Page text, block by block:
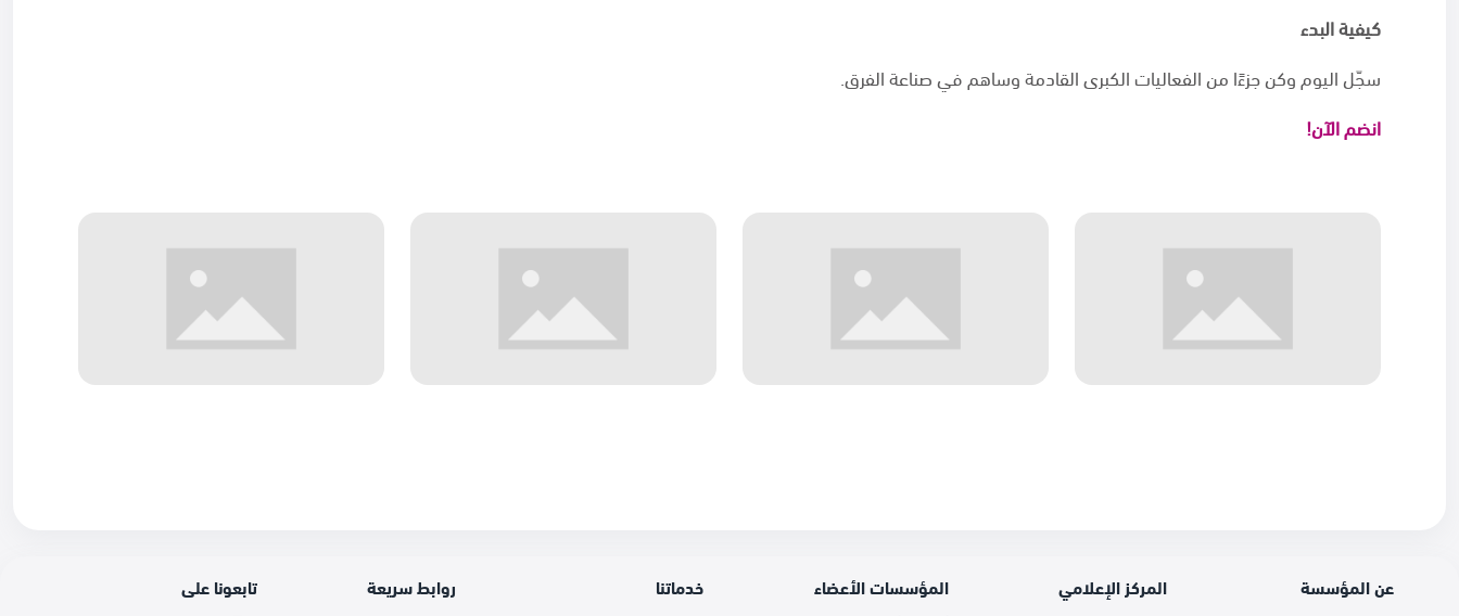
كيفية البدء
سجّل اليوم وكن جزءًا من الفعاليات الكبرى القادمة وساهم في صناعة الفرق.
انضم الآن!
عن المؤسسة المركز الإعلامي المؤسسات الأعضاء خدماتنا روابط سريعة تابعونا على